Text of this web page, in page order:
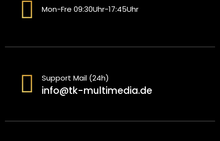
t
n
n
u
Mon-Fre 09:30Uhr-17:45Uhr
Support Mail (24h)
info@tk-multimedia.de